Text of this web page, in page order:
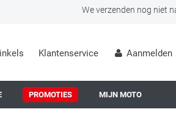
We verzenden nog niet
Klantenservice Aanmelden
PROMOTIES MIJN MOTO